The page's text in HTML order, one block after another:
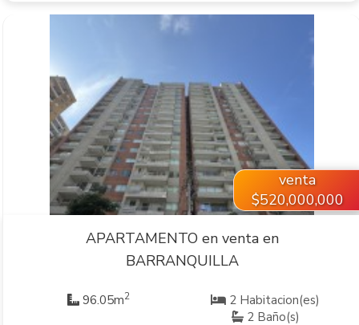
VER INMUEBLE
venta
$520,000,000
APARTAMENTO en venta en
BARRANQUILLA
96.05m2
2 Habitacion(es)
2 Baño(s)